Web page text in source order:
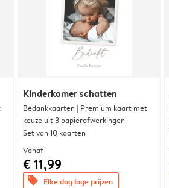
Kinderkamer schatten
Bedankkaarten | Premium kaart met
keuze uit 3 papierafwerkingen
Set van 10 kaarten
Vanaf
€ 11,99
offers Elke dag lage prijzen